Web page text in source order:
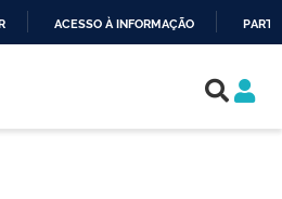
ACESSO À INFORMAÇÃO